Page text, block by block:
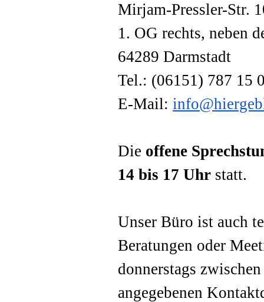
Mirjam-Pressler-Str.
1. OG rechts, neben
64289 Darmstadt
Tel.: (06151) 787 15
E-Mail:
Die offene
14 bis 17 Uhr statt.
Unser Büro ist auch
Beratungen oder
donnerstags
angegebenen